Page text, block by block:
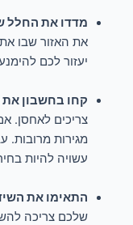
מדדו את החלל
את האזור שבו
יעזור לכם
קחו בחשבון את
צריכים לאחסן.
מגירות מרובות.
עשויה להיות
התאימו את
שלכם צריכה